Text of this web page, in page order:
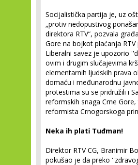
Socijalistička partija je, uz
„protiv nedopustivog
direktora RTV“, pozvala
Gore na bojkot plaćanja RTV
Liberalni savez je upozorio
ovim i drugim slučajevima
elementarnih ljudskih prava
domaću i međunarodnu
protestima su se pridružili i
reformskih snaga Crne Gore,
reformista Crnogorskoga
Neka ih plati Tuđman!
Direktor RTV CG, Branimir
pokušao je da preko